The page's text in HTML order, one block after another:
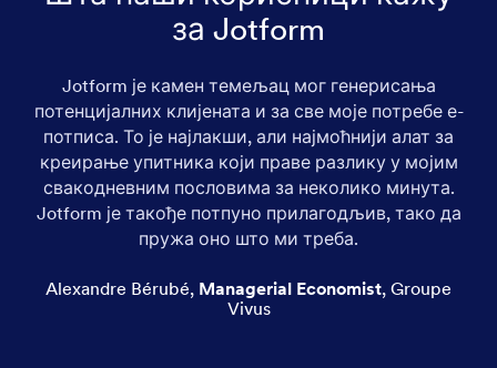
за Jotform
Jotform је камен темељац мог генерисања
потенцијалних клијената и за све моје потребе е-
потписа. То је најлакши, али најмоћнији алат за
креирање упитника који праве разлику у мојим
свакодневним пословима за неколико минута.
Jotform је такође потпуно прилагодљив, тако да
пружа оно што ми треба.
Alexandre Bérubé, Managerial Economist, Groupe
Vivus